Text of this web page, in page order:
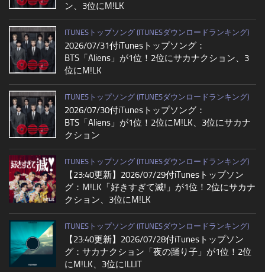
ン、3位にM!LK
ITUNESトップソング (ITUNESダウンロードランキング)
2026/07/31付iTunesトップソング：
BTS「Aliens」が1位！2位にサカナクション、3
位にM!LK
ITUNESトップソング (ITUNESダウンロードランキング)
2026/07/30付iTunesトップソング：
BTS「Aliens」が1位！2位にM!LK、3位にサカナ
クション
ITUNESトップソング (ITUNESダウンロードランキング)
【23:40更新】2026/07/29付iTunesトップソン
グ：M!LK「好きすぎて滅!」が1位！2位にサカナ
クション、3位にM!LK
ITUNESトップソング (ITUNESダウンロードランキング)
【23:40更新】2026/07/28付iTunesトップソン
グ：サカナクション「夜の踊り子」が1位！2位
にM!LK、3位にILLIT